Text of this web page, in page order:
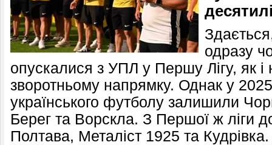
одразу
опускалися з УПЛ у Першу Лігу, як і
зворотньому напрямку. Однак у
українського футболу залишили
Берег та Ворскла. З Першої ж ліги
Полтава, Металіст 1925 та Кудрівка.